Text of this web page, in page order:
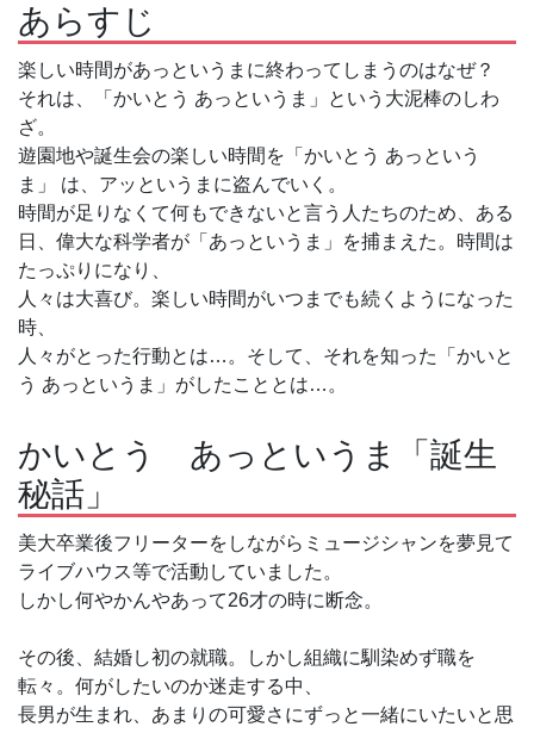
あらすじ
楽しい時間があっというまに終わってしまうのはなぜ？
それは、「かいとう あっというま」という大泥棒のしわ
ざ。
遊園地や誕生会の楽しい時間を「かいとう あっという
ま」 は、アッというまに盗んでいく。
時間が足りなくて何もできないと言う人たちのため、ある
日、偉大な科学者が「あっというま」を捕まえた。時間は
たっぷりになり、
人々は大喜び。楽しい時間がいつまでも続くようになった
時、
人々がとった行動とは…。そして、それを知った「かいと
う あっというま」がしたこととは…。
かいとう あっというま「誕生
秘話」
美大卒業後フリーターをしながらミュージシャンを夢見て
ライブハウス等で活動していました。
しかし何やかんやあって26才の時に断念。
その後、結婚し初の就職。しかし組織に馴染めず職を
転々。何がしたいのか迷走する中、
長男が生まれ、あまりの可愛さにずっと一緒にいたいと思